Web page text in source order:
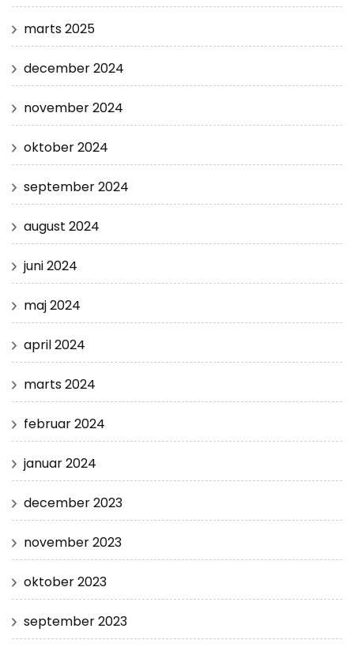
marts 2025
december 2024
november 2024
oktober 2024
september 2024
august 2024
juni 2024
maj 2024
april 2024
marts 2024
februar 2024
januar 2024
december 2023
november 2023
oktober 2023
september 2023